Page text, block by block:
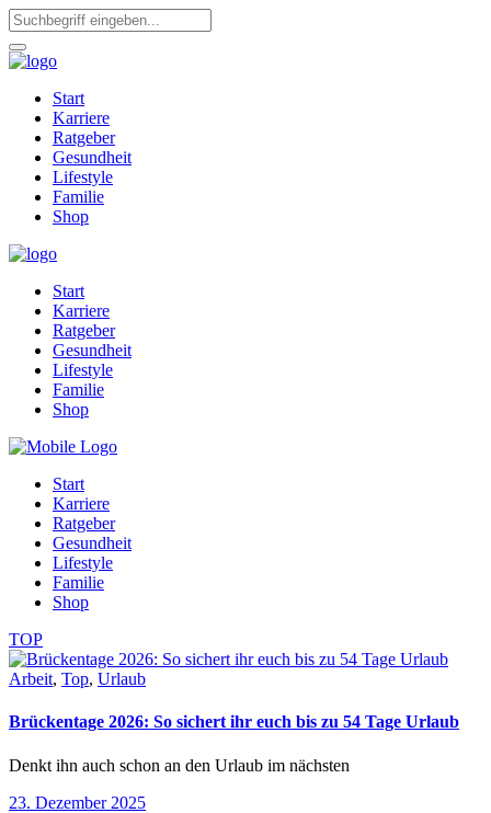
Start
Karriere
Ratgeber
Gesundheit
Lifestyle
Familie
Shop
Start
Karriere
Ratgeber
Gesundheit
Lifestyle
Familie
Shop
Start
Karriere
Ratgeber
Gesundheit
Lifestyle
Familie
Shop
TOP
Arbeit, Top, Urlaub
Brückentage 2026: So sichert ihr euch bis zu 54 Tage Urlaub
Denkt ihn auch schon an den Urlaub im nächsten
23. Dezember 2025